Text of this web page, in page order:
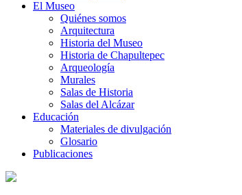
El Museo
Quiénes somos
Arquitectura
Historia del Museo
Historia de Chapultepec
Arqueología
Murales
Salas de Historia
Salas del Alcázar
Educación
Materiales de divulgación
Glosario
Publicaciones